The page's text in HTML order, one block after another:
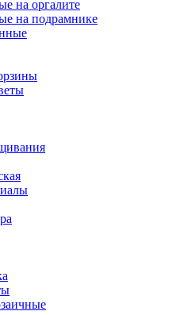
на оргалите
на подрамнике